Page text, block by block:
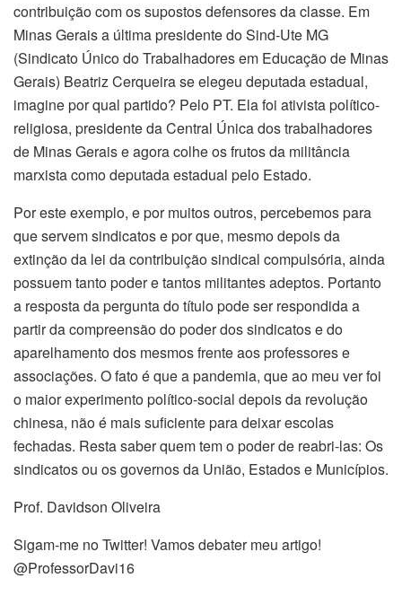
contribuição com os supostos defensores da classe. Em
Minas Gerais a última presidente do Sind-Ute MG
(Sindicato Único do Trabalhadores em Educação de Minas
Gerais) Beatriz Cerqueira se elegeu deputada estadual,
imagine por qual partido? Pelo PT. Ela foi ativista político-
religiosa, presidente da Central Única dos trabalhadores
de Minas Gerais e agora colhe os frutos da militância
marxista como deputada estadual pelo Estado.
Por este exemplo, e por muitos outros, percebemos para
que servem sindicatos e por que, mesmo depois da
extinção da lei da contribuição sindical compulsória, ainda
possuem tanto poder e tantos militantes adeptos. Portanto
a resposta da pergunta do título pode ser respondida a
partir da compreensão do poder dos sindicatos e do
aparelhamento dos mesmos frente aos professores e
associações. O fato é que a pandemia, que ao meu ver foi
o maior experimento político-social depois da revolução
chinesa, não é mais suficiente para deixar escolas
fechadas. Resta saber quem tem o poder de reabri-las: Os
sindicatos ou os governos da União, Estados e Municípios.
Prof. Davidson Oliveira
Sigam-me no Twitter! Vamos debater meu artigo!
@ProfessorDavi16